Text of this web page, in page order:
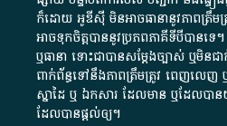
ក៏​ដោយ​ អូ​ឌី​ស៊ី​ មិន​អាច​ធានា​នូវ​ភាព​ត្រឹ
អាច​ទុកចិត្ត​បាននូវ​ប្រភព​ភាគី​ទី​បី​បាន​ទ
ឬ​ធានា​ ទោះជា​បាន​សម្តែង​ច្បាស់​ ឬ​មិន​ជ
ពាក់ព័ន្ធ​ទៅ​នឹង​ភាព​ត្រឹមត្រូវ​ ពេញលេ
ស្នាដៃ​ ឬ​ ឯកសារ​ ដែល​មាន​ ឬ​ដែល​ប
ដែល​បាន​ផ្តល់​ឲ្យ​។